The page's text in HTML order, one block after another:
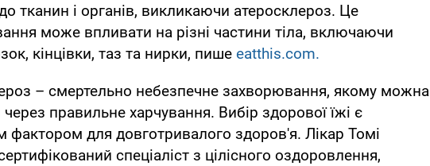
тканин і органів, викликаючи атеросклероз. Це
може впливати на різні частини тіла, включаючи
кінцівки, таз та нирки, пише eatthis.com.
– смертельно небезпечне захворювання, якому можна
через правильне харчування. Вибір здорової їжі є
фактором для довготривалого здоров'я. Лікар Томі
спеціаліст з цілісного оздоровлення,